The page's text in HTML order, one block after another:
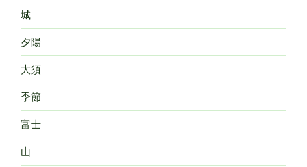
城
夕陽
大須
季節
富士
山